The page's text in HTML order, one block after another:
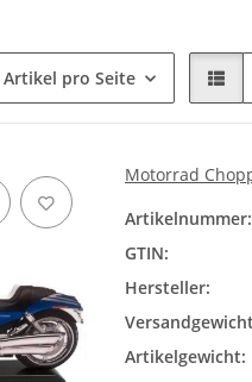
Artikel pro Seite
Motorrad
Artikelnummer:
GTIN:
Hersteller:
Artikelgewicht: